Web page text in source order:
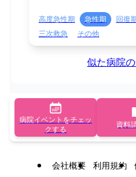
高度急性期 急性期 回復
三次救急
その他
似た病院
病院イベントをチェッ
クする
資料
会社概要 利用規約